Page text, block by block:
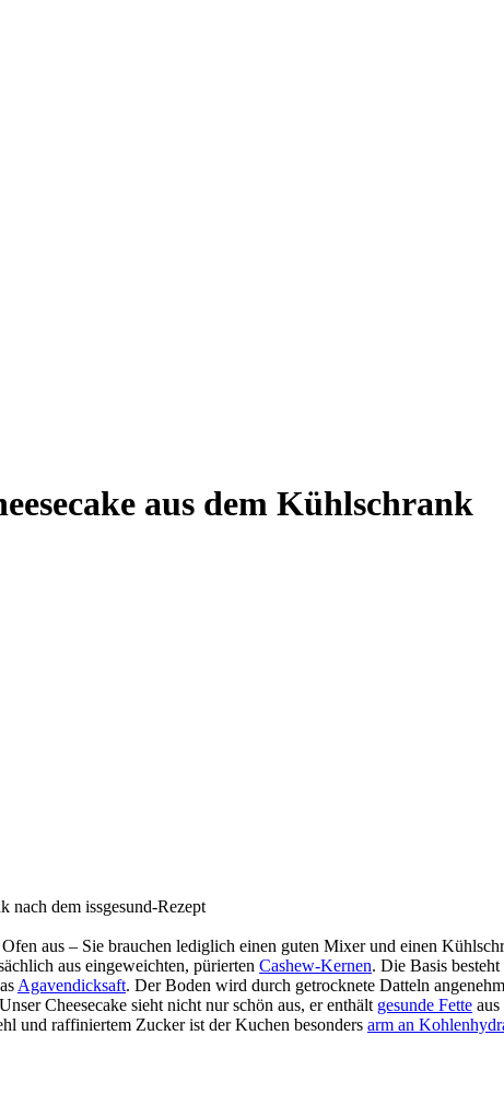
aus dem Kühlschrank
aus – Sie brauchen lediglich einen guten Mixer und einen
aus eingeweichten, pürierten Cashew-Kernen. Die Basis
Agavendicksaft. Der Boden wird durch getrocknete Datteln
Cheesecake sieht nicht nur schön aus, er enthält gesunde Fette
und raffiniertem Zucker ist der Kuchen besonders arm an